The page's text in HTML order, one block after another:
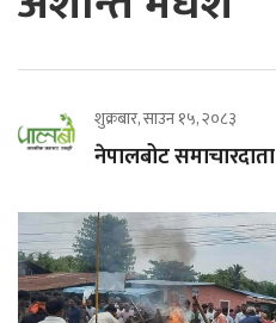
शुक्रबार, साउन १५, २०८३
नेपालबोट समाचारदाता